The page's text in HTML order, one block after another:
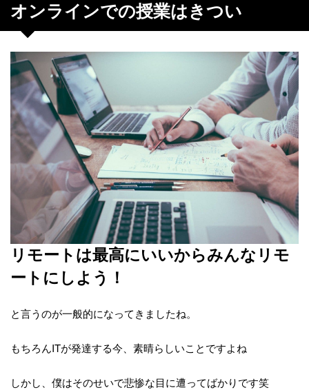
オンラインでの授業はきつい
リモートは最高にいいからみんなリモ
ートにしよう！
と言うのが一般的になってきましたね。
もちろんITが発達する今、素晴らしいことですよね
しかし、僕はそのせいで悲惨な目に遭ってばかりです笑